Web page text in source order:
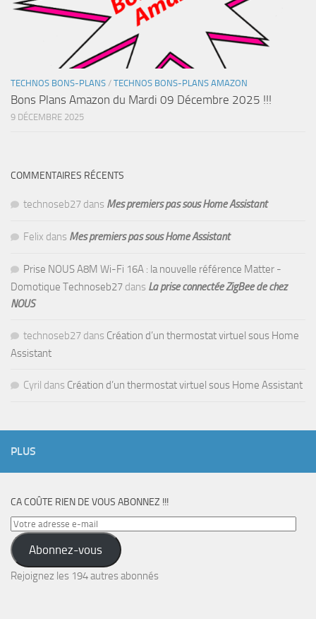
TECHNOS BONS-PLANS / TECHNOS BONS-PLANS AMAZON
Bons Plans Amazon du Mardi 09 Décembre 2025 !!!
9 DÉCEMBRE 2025
COMMENTAIRES RÉCENTS
technoseb27 dans Mes premiers pas sous Home Assistant
Felix dans Mes premiers pas sous Home Assistant
Prise NOUS A8M Wi-Fi 16A : la nouvelle référence Matter -
Domotique Technoseb27 dans La prise connectée ZigBee de chez
NOUS
technoseb27 dans Création d’un thermostat virtuel sous Home
Assistant
Cyril dans Création d’un thermostat virtuel sous Home Assistant
PLUS
CA COÛTE RIEN DE VOUS ABONNEZ !!!
Votre
adresse
e-
mail
Abonnez-vous
Rejoignez les 194 autres abonnés